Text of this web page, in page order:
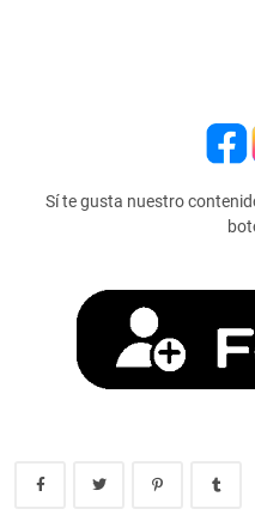
Sí te gusta nuestro